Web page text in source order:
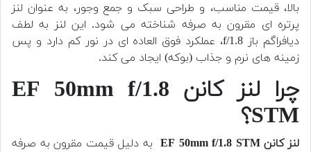
بالا، قیمت مناسب، و طراحی سبک و جمع وجور، به عنوان لنز
پرتره ای مقرون به صرفه شناخته می شود. این لنز به لطف
دیافراگم باز f/1.8، عملکرد فوق العاده ای در نور کم دارد و پس
زمینه های نرم و جذاب (بوکه) ایجاد می کند.
چرا لنز کانن EF 50mm f/1.8
STM؟
لنز کانن EF 50mm f/1.8 STM به دلیل قیمت مقرون به صرفه